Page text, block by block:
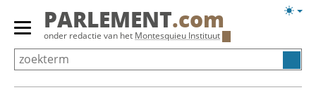
Overslaan
Primair
menu
tonen/verbergen
PARLEMENT.com
onder redactie van het Montesquieu Instituut